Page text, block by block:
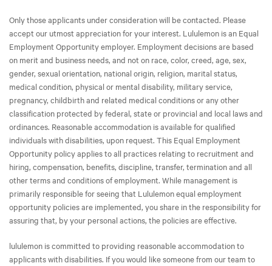
Only those applicants under consideration will be contacted. Please
accept our utmost appreciation for your interest. Lululemon is an Equal
Employment Opportunity employer. Employment decisions are based
on merit and business needs, and not on race, color, creed, age, sex,
gender, sexual orientation, national origin, religion, marital status,
medical condition, physical or mental disability, military service,
pregnancy, childbirth and related medical conditions or any other
classification protected by federal, state or provincial and local laws and
ordinances. Reasonable accommodation is available for qualified
individuals with disabilities, upon request. This Equal Employment
Opportunity policy applies to all practices relating to recruitment and
hiring, compensation, benefits, discipline, transfer, termination and all
other terms and conditions of employment. While management is
primarily responsible for seeing that Lululemon equal employment
opportunity policies are implemented, you share in the responsibility for
assuring that, by your personal actions, the policies are effective.
lululemon is committed to providing reasonable accommodation to
applicants with disabilities. If you would like someone from our team to